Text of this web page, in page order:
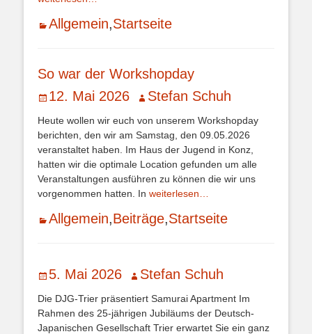
Kategorien
Allgemein,Startseite
So war der Workshopday
Veröffentlicht
am
12. Mai 2026 Autor
Stefan Schuh
Heute wollen wir euch von unserem Workshopday
berichten, den wir am Samstag, den 09.05.2026
veranstaltet haben. Im Haus der Jugend in Konz,
hatten wir die optimale Location gefunden um alle
Veranstaltungen ausführen zu können die wir uns
vorgenommen hatten. In weiterlesen…
Kategorien
Allgemein,Beiträge,Startseite
Veröffentlicht
am
5. Mai 2026 Autor
Stefan Schuh
Die DJG-Trier präsentiert Samurai Apartment Im
Rahmen des 25-jährigen Jubiläums der Deutsch-
Japanischen Gesellschaft Trier erwartet Sie ein ganz